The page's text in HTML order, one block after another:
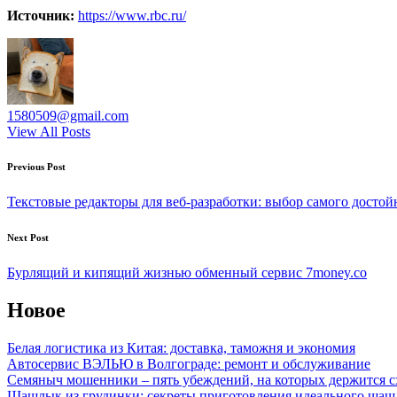
Источник: https://www.rbc.ru/
1580509@gmail.com
View All Posts
Post
navigation
Previous Post
Текстовые редакторы для веб-разработки: выбор самого
Next Post
Бурлящий и кипящий жизнью обменный сервис 7money.co
Новое
Белая логистика из Китая: доставка, таможня и экономия
Автосервис ВЭЛЬЮ в Волгограде: ремонт и обслуживание
Семяныч мошенники – пять убеждений, на которых держится